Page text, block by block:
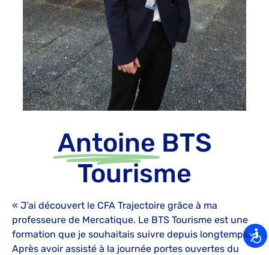
Antoine BTS
Tourisme
« J’ai découvert le CFA Trajectoire grâce à ma
professeure de Mercatique. Le BTS Tourisme est une
formation que je souhaitais suivre depuis longtemps.
Après avoir assisté à la journée portes ouvertes du